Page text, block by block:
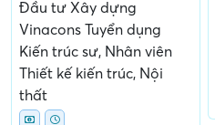
Đầu tư Xây dựng
Vinacons Tuyển dụng
Kiến trúc sư, Nhân viên
Thiết kế kiến trúc, Nội
thất